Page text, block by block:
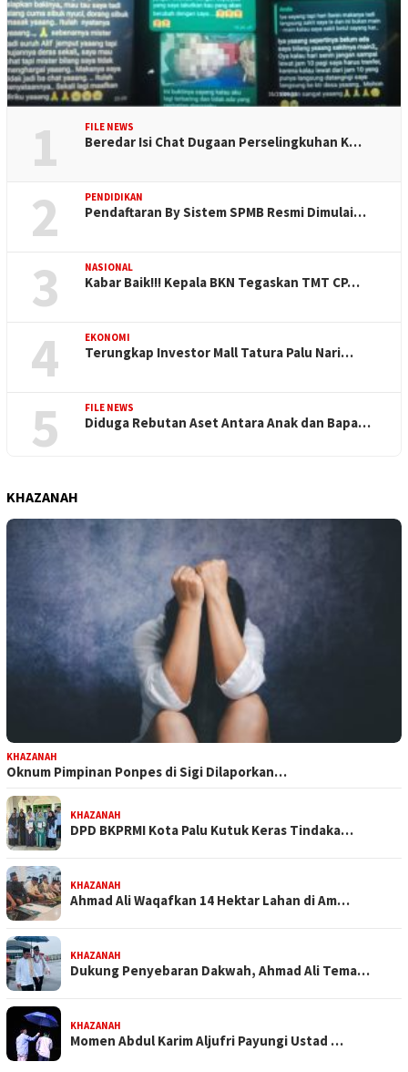
1 FILE NEWS
Beredar Isi Chat Dugaan Perselingkuhan K…
2 PENDIDIKAN
Pendaftaran By Sistem SPMB Resmi Dimulai…
3 NASIONAL
Kabar Baik!!! Kepala BKN Tegaskan TMT CP…
4 EKONOMI
Terungkap Investor Mall Tatura Palu Nari…
5 FILE NEWS
Diduga Rebutan Aset Antara Anak dan Bapa…
KHAZANAH
KHAZANAH
Oknum Pimpinan Ponpes di Sigi Dilaporkan…
KHAZANAH
DPD BKPRMI Kota Palu Kutuk Keras Tindaka…
KHAZANAH
Ahmad Ali Waqafkan 14 Hektar Lahan di Am…
KHAZANAH
Dukung Penyebaran Dakwah, Ahmad Ali Tema…
KHAZANAH
Momen Abdul Karim Aljufri Payungi Ustad …